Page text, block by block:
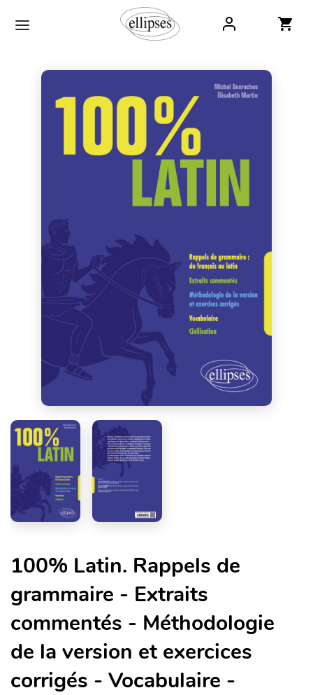
100% Latin. Rappels de
grammaire - Extraits
commentés - Méthodologie
de la version et exercices
corrigés - Vocabulaire -